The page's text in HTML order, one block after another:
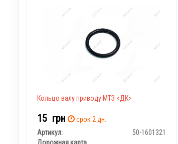
Кольцо валу приводу МТЗ <ДК>
15 грн
срок 2 дн.
Артикул:
50-1601321
Дорожная карта